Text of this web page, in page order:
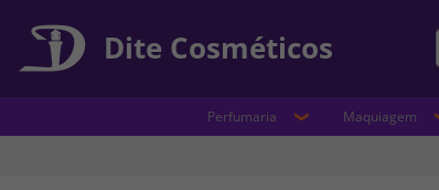
Dite Cosméticos
Perfumaria Maquiagem